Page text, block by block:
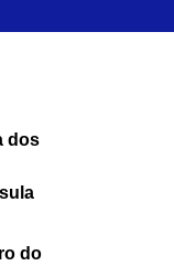
dos
do